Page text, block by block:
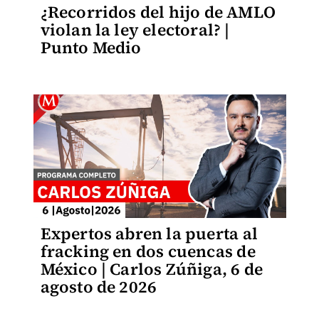
¿Recorridos del hijo de AMLO
violan la ley electoral? |
Punto Medio
Expertos abren la puerta al
fracking en dos cuencas de
México | Carlos Zúñiga, 6 de
agosto de 2026